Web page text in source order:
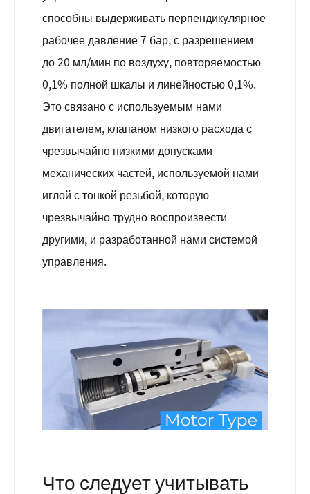
способны выдерживать перпендикулярное
рабочее давление 7 бар, с разрешением
до 20 мл/мин по воздуху, повторяемостью
0,1% полной шкалы и линейностью 0,1%.
Это связано с используемым нами
двигателем, клапаном низкого расхода с
чрезвычайно низкими допусками
механических частей, используемой нами
иглой с тонкой резьбой, которую
чрезвычайно трудно воспроизвести
другими, и разработанной нами системой
управления.
Что следует учитывать